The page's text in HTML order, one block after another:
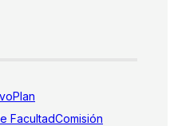
Plan
FacultadComisión